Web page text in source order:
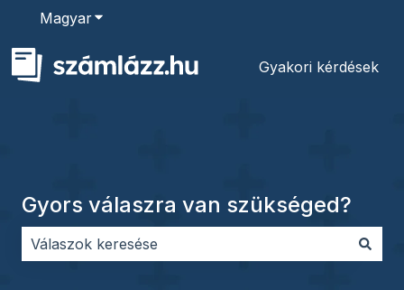
MagyarAlmenü megjelenítése fordításokhoz
Gyakori kérdések
Gyors válaszra van szükséged?